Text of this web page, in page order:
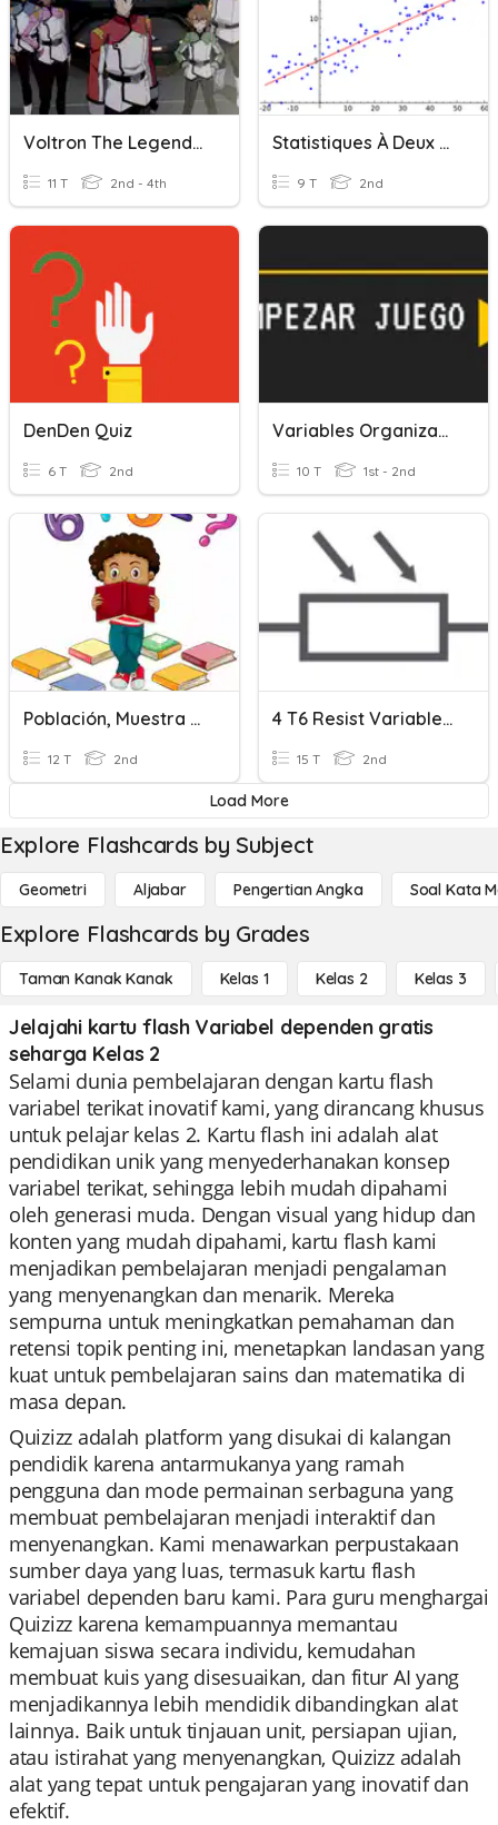
Voltron The Legendary Defender
11 T 2nd - 4th
Statistiques À Deux Variables
9 T 2nd
DenDen Quiz
6 T 2nd
Variables Organizacionales
10 T 1st - 2nd
Población, Muestra Variable Suma Y Resta
12 T 2nd
4 T6 Resist Variables Pag 97
15 T 2nd
Load More
Explore Flashcards by Subject
Geometri Aljabar Pengertian Angka Soal Kata
Explore Flashcards by Grades
Taman Kanak Kanak Kelas 1 Kelas 2 Kelas 3
Jelajahi kartu flash Variabel dependen gratis
seharga Kelas 2
Selami dunia pembelajaran dengan kartu flash
variabel terikat inovatif kami, yang dirancang khusus
untuk pelajar kelas 2. Kartu flash ini adalah alat
pendidikan unik yang menyederhanakan konsep
variabel terikat, sehingga lebih mudah dipahami
oleh generasi muda. Dengan visual yang hidup dan
konten yang mudah dipahami, kartu flash kami
menjadikan pembelajaran menjadi pengalaman
yang menyenangkan dan menarik. Mereka
sempurna untuk meningkatkan pemahaman dan
retensi topik penting ini, menetapkan landasan yang
kuat untuk pembelajaran sains dan matematika di
masa depan.
Quizizz adalah platform yang disukai di kalangan
pendidik karena antarmukanya yang ramah
pengguna dan mode permainan serbaguna yang
membuat pembelajaran menjadi interaktif dan
menyenangkan. Kami menawarkan perpustakaan
sumber daya yang luas, termasuk kartu flash
variabel dependen baru kami. Para guru menghargai
Quizizz karena kemampuannya memantau
kemajuan siswa secara individu, kemudahan
membuat kuis yang disesuaikan, dan fitur AI yang
menjadikannya lebih mendidik dibandingkan alat
lainnya. Baik untuk tinjauan unit, persiapan ujian,
atau istirahat yang menyenangkan, Quizizz adalah
alat yang tepat untuk pengajaran yang inovatif dan
efektif.